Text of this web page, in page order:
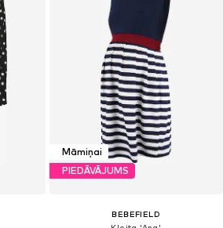
Māmiņai
PIEDĀVĀJUMS
BEBEFIELD